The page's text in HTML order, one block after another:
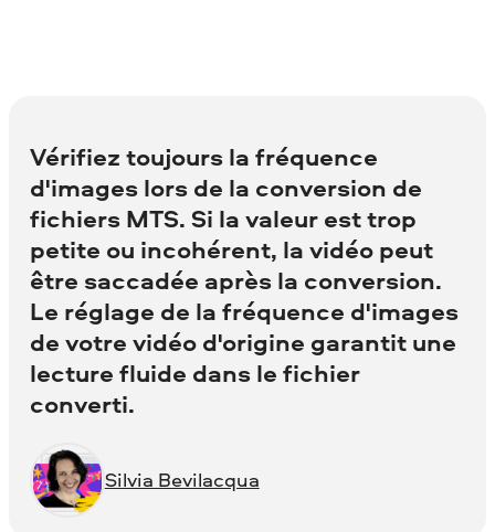
Vérifiez toujours la fréquence
d'images lors de la conversion de
fichiers MTS. Si la valeur est trop
petite ou incohérent, la vidéo peut
être saccadée après la conversion.
Le réglage de la fréquence d'images
de votre vidéo d'origine garantit une
lecture fluide dans le fichier
converti.
Silvia Bevilacqua